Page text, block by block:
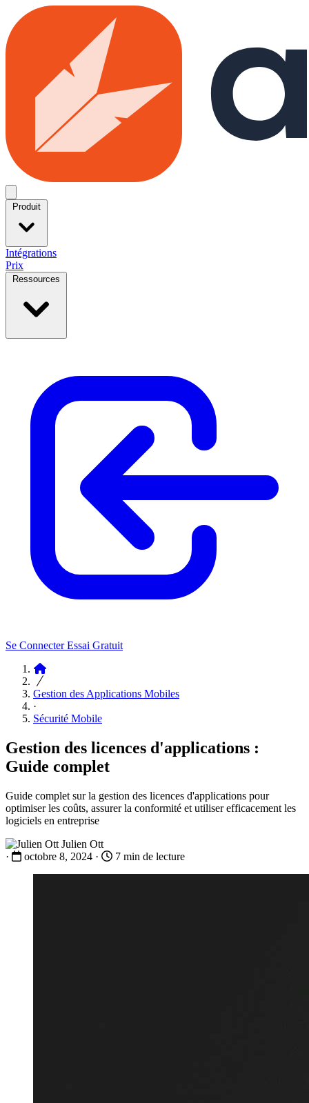
Skip to main content
Produit
Intégrations
Prix
Ressources
Se ConnecterEssai Gratuit
Gestion des Applications Mobiles
·
Sécurité Mobile
Gestion des licences d'applications :
Guide complet
Guide complet sur la gestion des licences d'applications pour
optimiser les coûts, assurer la conformité et utiliser efficacement les
logiciels en entreprise
Julien Ott
·
octobre 8, 2024 · 7 min de lecture